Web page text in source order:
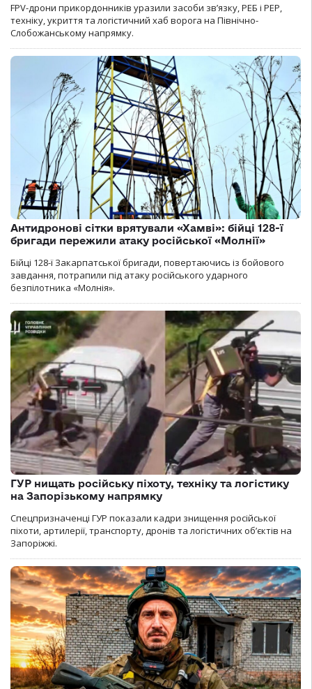
FPV-дрони прикордонників уразили засоби зв’язку, РЕБ і РЕР,
техніку, укриття та логістичний хаб ворога на Північно-
Слобожанському напрямку.
Антидронові сітки врятували «Хамві»: бійці 128-ї
бригади пережили атаку російської «Молнії»
Бійці 128-ї Закарпатської бригади, повертаючись із бойового
завдання, потрапили під атаку російського ударного
безпілотника «Молнія».
ГУР нищать російську піхоту, техніку та логістику
на Запорізькому напрямку
Спецпризначенці ГУР показали кадри знищення російської
піхоти, артилерії, транспорту, дронів та логістичних об’єктів на
Запоріжжі.